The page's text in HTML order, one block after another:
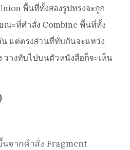
พื้นที่ทั้งสองรูปทรงจะถูก
ณะที่คำสั่ง Combine พื้นที่ทั้ง
น แต่ตรงส่วนที่ทับกันจะแหว่ง
วางทับไปบนตัวหนังสือก็จะเห็น
นจากคำสั่ง Fragment